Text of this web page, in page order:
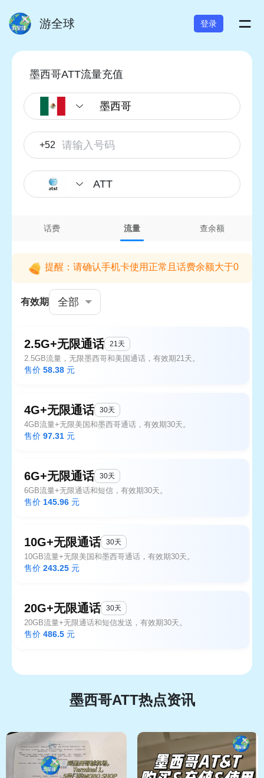
游全球 登录 =
墨西哥ATT流量充值
+52
ATT
话费 流量 查余额
提醒：请确认手机卡使用正常且话费余额大于0
有效期 全部
2.5G+无限通话 21天
2.5GB流量，无限墨西哥和美国通话，有效期21天。
售价 58.38 元
4G+无限通话 30天
4GB流量+无限美国和墨西哥通话，有效期30天。
售价 97.31 元
6G+无限通话 30天
6GB流量+无限通话和短信，有效期30天。
售价 145.96 元
10G+无限通话 30天
10GB流量+无限美国和墨西哥通话，有效期30天。
售价 243.25 元
20G+无限通话 30天
20GB流量+无限通话和短信发送，有效期30天。
售价 486.5 元
墨西哥ATT热点资讯